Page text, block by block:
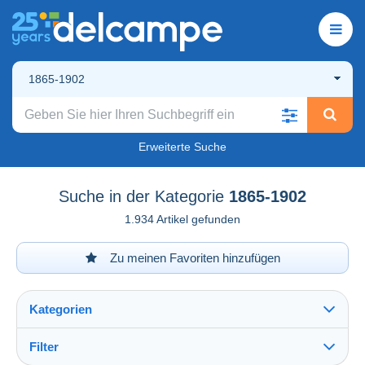
1865-1902
Erweiterte Suche
Suche in der Kategorie 1865-1902
1.934 Artikel gefunden
Zu meinen Favoriten hinzufügen
Kategorien
Filter